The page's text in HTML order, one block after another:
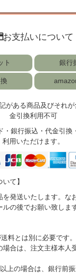
お支払いについて
ト 銀行
がある商品及びそれ
金引換利用不可
・銀行振込・代金引換
利用いただけます。
て】
を発送いたします。な
の後でお願い致しま
料とは別に必要です。
合は、注文主様本人
上の場合は、銀行前